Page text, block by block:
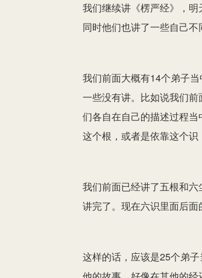
我们继续讲《楞严经》，
同时他们也讲了一些自己不
我们前面大概有14个弟子
一些没有讲。比如说我们
们各自在自己的描述过程
这个根，或者是依靠这个识
我们前面已经讲了五根和
讲完了。现在六识里面后面
这样的话，应该是25个弟